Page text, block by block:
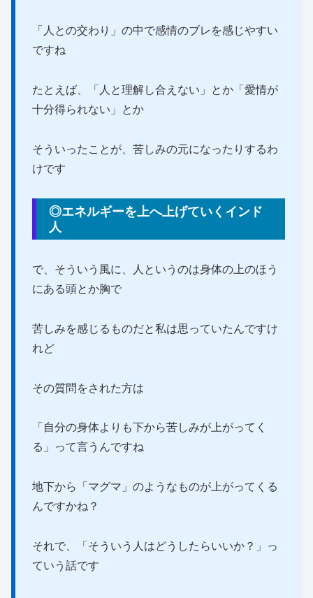
「人との交わり」の中で感情のブレを感じやすい
ですね
たとえば、「人と理解し合えない」とか「愛情が
十分得られない」とか
そういったことが、苦しみの元になったりするわ
けです
◎エネルギーを上へ上げていくインド
人
で、そういう風に、人というのは身体の上のほう
にある頭とか胸で
苦しみを感じるものだと私は思っていたんですけ
れど
その質問をされた方は
「自分の身体よりも下から苦しみが上がってく
る」って言うんですね
地下から「マグマ」のようなものが上がってくる
んですかね？
それで、「そういう人はどうしたらいいか？」っ
ていう話です